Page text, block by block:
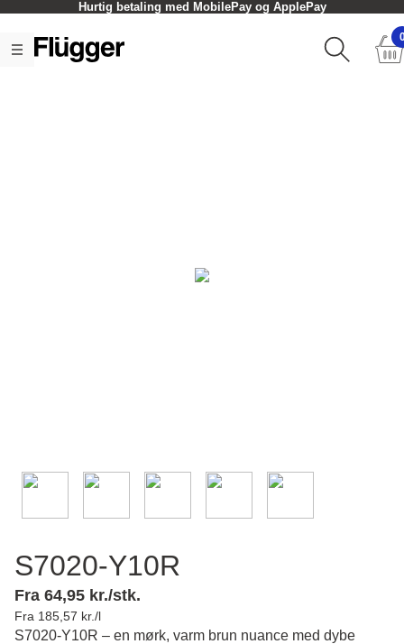
Hurtig betaling med MobilePay og ApplePay
S7020-Y10R
Fra 64,95 kr./stk.
Fra 185,57 kr./l
S7020-Y10R – en mørk, varm brun nuance med dybe